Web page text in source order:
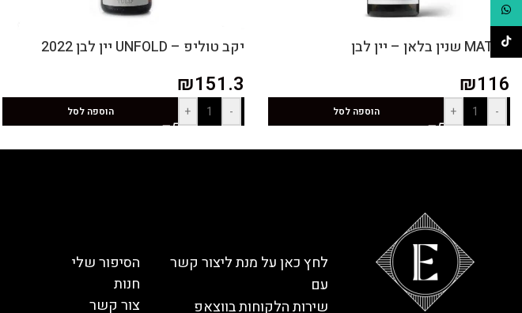
MATAR שנין בלאן – יין לבן
₪116
-
+ הוספה לסל
יקב טוליפ – UNFOLD יין לבן 2022
₪151.3
-
+ הוספה לסל
לחץ כאן על מנת ליצור קשר
עם
שירות הלקוחות בווצאפ
הסיפור שלי
חנות
צור קשר
WhatsApp
TikTok